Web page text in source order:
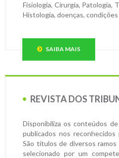
Fisiologia, Cirurgia, Patologia,
Histologia, doenças,
SAIBA MAIS
REVISTA DOS
Disponibiliza os conteúdos
publicados nos reconhecidos
São títulos de diversos
selecionado por um